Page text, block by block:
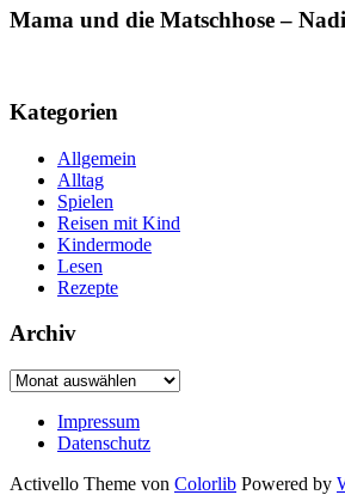
Mama und die Matschhose –
Kategorien
Allgemein
Alltag
Spielen
Reisen mit Kind
Kindermode
Lesen
Rezepte
Archiv
Archiv
Impressum
Datenschutz
Activello Theme von Colorlib Powered by